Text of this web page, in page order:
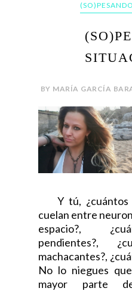
BY MARÍA GARCÍA
Y tú, ¿cuántos
cuelan entre
espacio?,
pendientes?,
machacantes?,
No lo niegues
mayor parte